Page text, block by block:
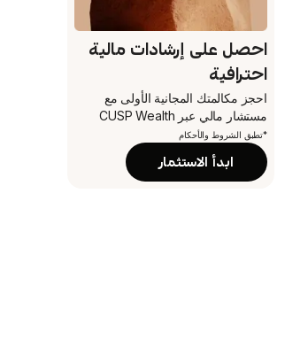
احصل على إرشادات مالية
احترافية
احجز مكالمتك المجانية الأولى مع
مستشار مالي عبر CUSP Wealth
*تطبق الشروط والأحكام
ابدأ الاستثمار